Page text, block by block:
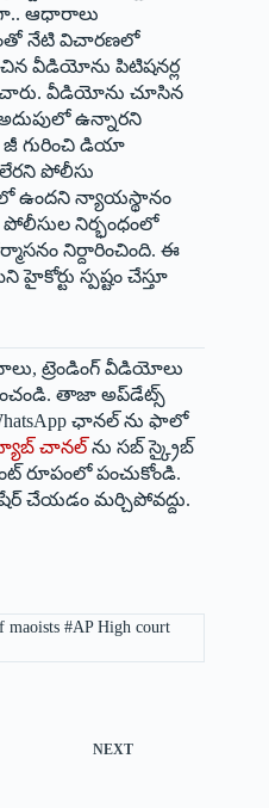
ఆధారాలు
నేటి విచారణలో
వీడియోను పిటిషనర్ల
వీడియోను చూసిన
ఉన్నారని
‌జీ గురించి డియా
పోలీసు
ఉందని న్యాయస్థానం
పోలీసుల నిర్భంధంలో
నిర్దారించింది. ఈ
స్పష్టం చేస్తూ
ట్రెండింగ్ వీడియోలు
తాజా అప్‌డేట్స్
ఛానల్ ను ఫాలో
చానల్ ను సబ్ స్క్రైబ్
రూపంలో పంచుకోండి.
చేయడం మర్చిపోవద్దు.
maoists #AP High court
NEXT